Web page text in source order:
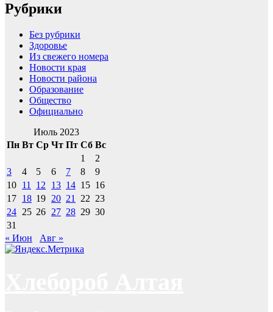
Рубрики
Без рубрики
Здоровье
Из свежего номера
Новости края
Новости района
Образование
Общество
Официально
Июль 2023
Пн Вт Ср Чт Пт Сб Вс
1
2
3
4 5 6 7 8
9
10 11 12 13 14 15 16
17 18 19 20 21 22 23
24 25 26 27 28 29 30
31
« Июн
Авг »